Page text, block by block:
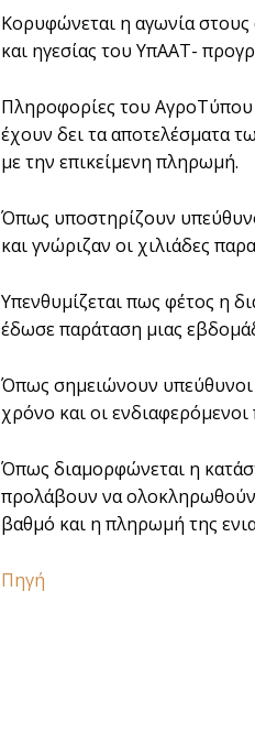
Κορυφώνεται η αγωνία
και ηγεσίας του ΥπΑΑΤ-
Πληροφορίες του ΑγροΤύπου
έχουν δει τα αποτελέσματα
με την επικείμενη πληρωμή.
Όπως υποστηρίζουν
και γνώριζαν οι χιλιάδες
Υπενθυμίζεται πως φέτος η
έδωσε παράταση μιας
Όπως σημειώνουν υπεύθυνοι
χρόνο και οι
Όπως διαμορφώνεται η
προλάβουν να ολοκληρωθούν
βαθμό και η πληρωμή της
Πηγή